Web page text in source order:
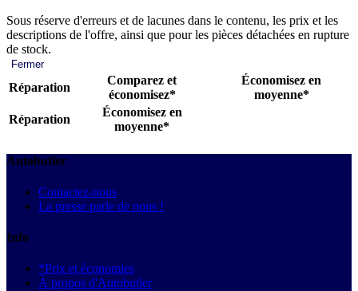
Sous réserve d'erreurs et de lacunes dans le contenu, les prix et les
descriptions de l'offre, ainsi que pour les pièces détachées en rupture
de stock.
Fermer
Réparation
Comparez et
économisez*
Économisez en
moyenne*
Réparation
Économisez en
moyenne*
Autobutler
Contactez-nous
La presse parle de nous !
Info
*Prix et économies
À propos d'Autobutler